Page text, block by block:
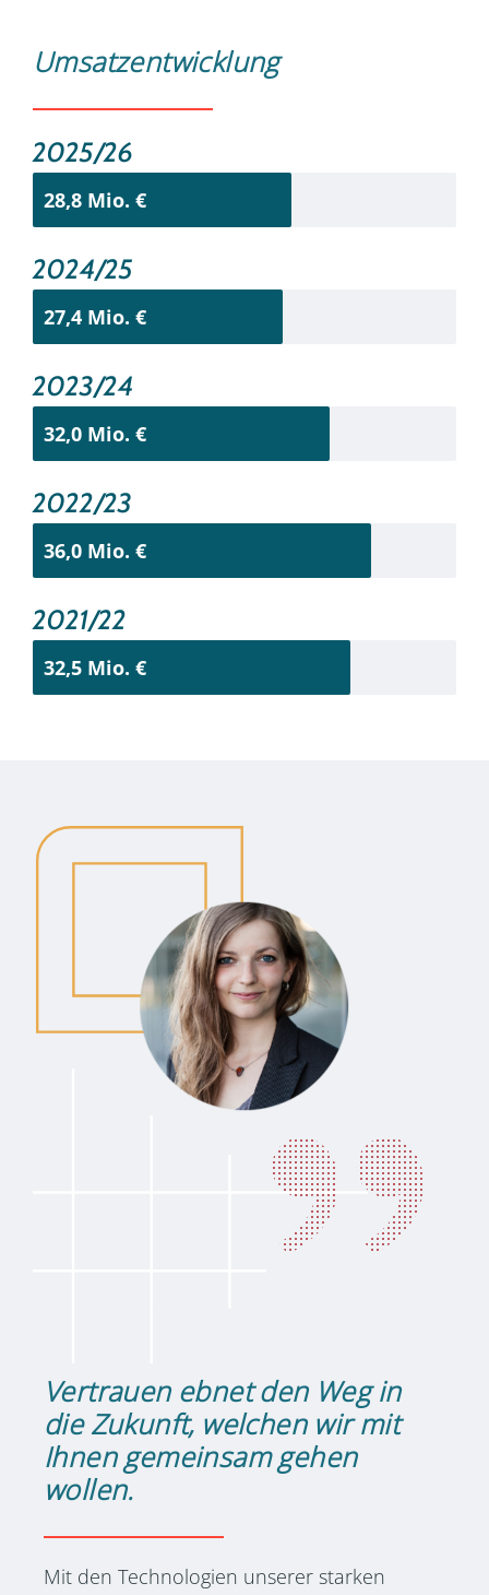
Umsatzentwicklung
2025/26
28,8 Mio. €
2024/25
27,4 Mio. €
2023/24
32,0 Mio. €
2022/23
36,0 Mio. €
2021/22
32,5 Mio. €
Vertrauen ebnet den Weg in
die Zukunft, welchen wir mit
Ihnen gemeinsam gehen
wollen.
Mit den Technologien unserer starken